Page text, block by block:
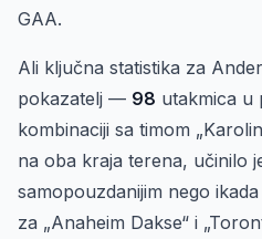
GAA.
Ali ključna statistika za
pokazatelj — 98 utakmica u
kombinaciji sa timom
na oba kraja terena, učinilo
samopouzdanijim nego
za „Anaheim Dakse“ i